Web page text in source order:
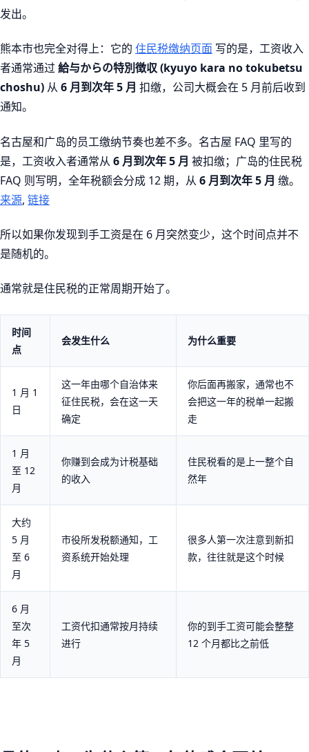
发出。
熊本市也完全对得上：它的 住民税缴纳页面 写的是，工资收入
者通常通过給与からの特別徴収 (kyuyo kara no tokubetsu
choshu) 从 6 月到次年 5 月 扣缴，公司大概会在 5 月前后收到
通知。
名古屋和广岛的员工缴纳节奏也差不多。名古屋 FAQ 里写的
是，工资收入者通常从 6 月到次年 5 月 被扣缴；广岛的住民税
FAQ 则写明，全年税额会分成 12 期，从 6 月到次年 5 月 缴。
来源, 链接
所以如果你发现到手工资是在 6 月突然变少，这个时间点并不
是随机的。
通常就是住民税的正常周期开始了。
时间
点
会发生什么 为什么重要
1 月 1
日
这一年由哪个自治体来
征住民税，会在这一天
确定
你后面再搬家，通常也不
会把这一年的税单一起搬
走
1 月
至 12
月
你赚到会成为计税基础
的收入
住民税看的是上一整个自
然年
大约
5 月
至 6
月
市役所发税额通知，工
资系统开始处理
很多人第一次注意到新扣
款，往往就是这个时候
6 月
至次
年 5
月
工资代扣通常按月持续
进行
你的到手工资可能会整整
12 个月都比之前低